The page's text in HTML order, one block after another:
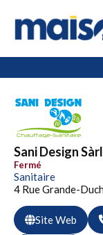
Sani Design
Fermé
Sanitaire
4 Rue Grande-
Site Web